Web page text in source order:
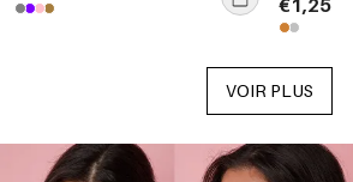
VOIR PLUS